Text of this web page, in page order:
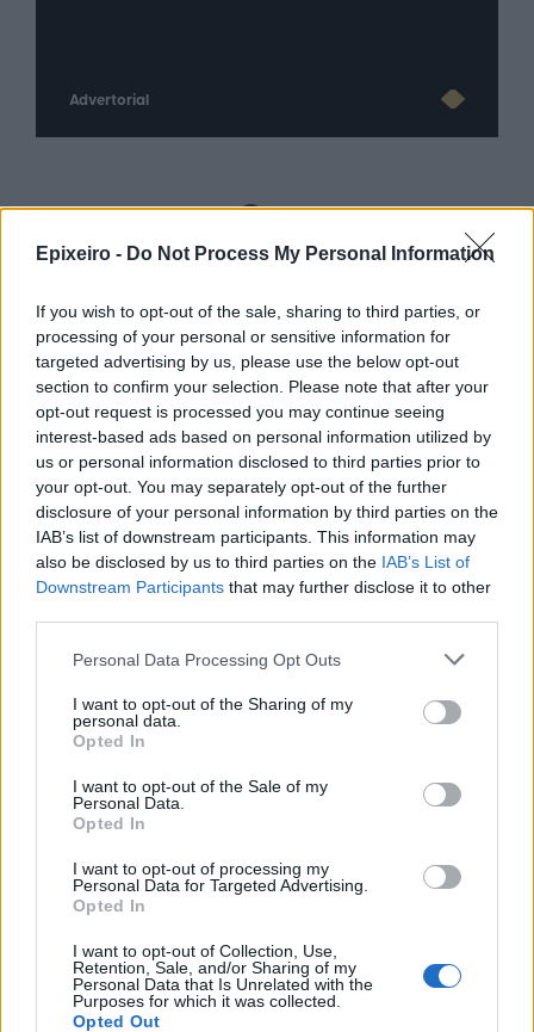
Epixeiro - Do Not Process My Personal Information
If you wish to opt-out of the sale, sharing to third parties, or
processing of your personal or sensitive information for
targeted advertising by us, please use the below opt-out
section to confirm your selection. Please note that after your
opt-out request is processed you may continue seeing
interest-based ads based on personal information utilized by
us or personal information disclosed to third parties prior to
your opt-out. You may separately opt-out of the further
disclosure of your personal information by third parties on the
IAB’s list of downstream participants. This information may
also be disclosed by us to third parties on the IAB’s List of
Downstream Participants that may further disclose it to other
Personal Data Processing Opt Outs
I want to opt-out of the Sharing of my
personal data.
Opted In
I want to opt-out of the Sale of my
Personal Data.
Opted In
I want to opt-out of processing my
Personal Data for Targeted Advertising.
Opted In
I want to opt-out of Collection, Use,
Retention, Sale, and/or Sharing of my
Personal Data that Is Unrelated with the
Purposes for which it was collected.
Opted Out
Advertorial
FinQuest 2026: Η Alpha Bank
προσκαλεί και φέτος το
ευρωπαϊκό startup οικοσύστημα
να διαμορφώσει μαζί της το
μέλλον του ελληνικού banking
30/07/26|12:21
Η ΕΤΑΔ προκηρύσσει
διαγωνισμό για την εκμίσθωση
του Τουριστικού Περιπτέρου
Μαραθώνα
24/07/26|12:47
Τυροκομείο Πιτταρά: 14
διακρίσεις σε δύο διαγωνισμούς
Πρωταγωνιστές 2026: Επιχείρηση
της Χρονιάς η Παπαστράτος
ΕΕ: Βραβεία €100.000 για την
ισότητα στην έρευνα
14/07/26| 15:00